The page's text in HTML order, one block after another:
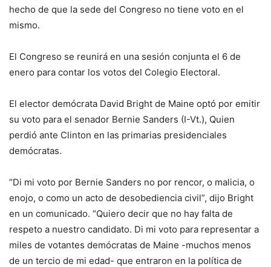
hecho de que la sede del Congreso no tiene voto en el
mismo.
El Congreso se reunirá en una sesión conjunta el 6 de
enero para contar los votos del Colegio Electoral.
El elector demócrata David Bright de Maine optó por emitir
su voto para el senador Bernie Sanders (I-Vt.), Quien
perdió ante Clinton en las primarias presidenciales
demócratas.
“Di mi voto por Bernie Sanders no por rencor, o malicia, o
enojo, o como un acto de desobediencia civil”, dijo Bright
en un comunicado. “Quiero decir que no hay falta de
respeto a nuestro candidato. Di mi voto para representar a
miles de votantes demócratas de Maine -muchos menos
de un tercio de mi edad- que entraron en la política de